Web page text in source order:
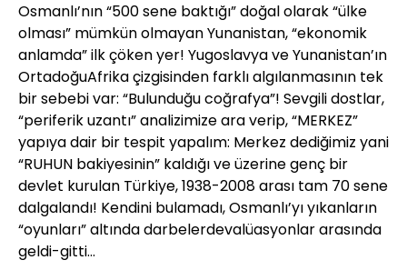
Osmanlı’nın “500 sene baktığı” doğal olarak “ülke
olması” mümkün olmayan Yunanistan, “ekonomik
anlamda” ilk çöken yer! Yugoslavya ve Yunanistan’ın
OrtadoğuAfrika çizgisinden farklı algılanmasının tek
bir sebebi var: “Bulunduğu coğrafya”! Sevgili dostlar,
“periferik uzantı” analizimize ara verip, “MERKEZ”
yapıya dair bir tespit yapalım: Merkez dediğimiz yani
“RUHUN bakiyesinin” kaldığı ve üzerine genç bir
devlet kurulan Türkiye, 1938-2008 arası tam 70 sene
dalgalandı! Kendini bulamadı, Osmanlı’yı yıkanların
“oyunları” altında darbelerdevalüasyonlar arasında
geldi-gitti...